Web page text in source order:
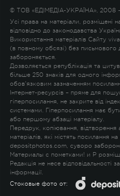
© ТОВ «ЕДІМЕДІА-УКРАЇНА», 2008
Усі права на матеріали, розміщені
відповідно до законодавства
Використання матеріалів Сайту
(в повному обсязі) без письмового
забороняється.
Дозволяється републікація та
більше 250 знаків для одного
обов'язковим зазначенням
Інтернет-ресурсів – пряме для
гіперпосилання, не закрите від
системами. Гіперпосилання має
або першому абзаці матеріалу.
Передрук, копіювання,
матеріалів, які містять посилання
depositphotos.com, суворо
Материалы с пометками! и P
Редакція не несе відповідальності
інформації.
Стоковые фото от: